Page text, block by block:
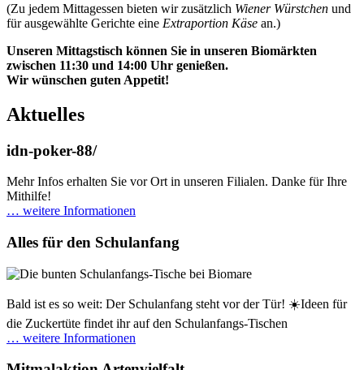
(Zu jedem Mittagessen bieten wir zusätzlich Wiener Würstchen und
für ausgewählte Gerichte eine Extraportion Käse an.)
Unseren Mittagstisch können Sie in unseren Biomärkten
zwischen 11:30 und 14:00 Uhr genießen.
Wir wünschen guten Appetit!
Aktuelles
idn-poker-88/
Mehr Infos erhalten Sie vor Ort in unseren Filialen. Danke für Ihre
Mithilfe!
… weitere Informationen
Alles für den Schulanfang
Bald ist es so weit: Der Schulanfang steht vor der Tür! ☀️Ideen für
die Zuckertüte findet ihr auf den Schulanfangs-Tischen
… weitere Informationen